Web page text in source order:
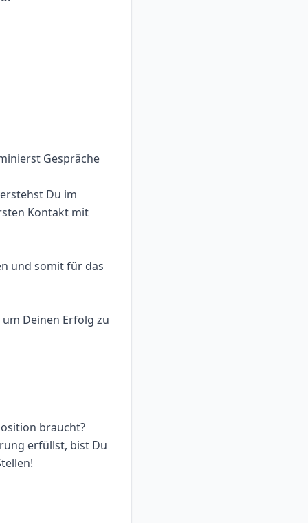
Gespräche
Du im
Kontakt mit
und somit für das
Deinen Erfolg zu
braucht?
erfüllst, bist Du